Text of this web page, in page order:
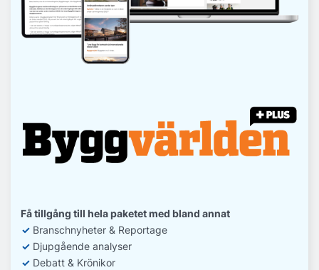
Få tillgång till hela paketet med bland annat
✓ Branschnyheter & Reportage
✓ Djupgående analyser
✓ Debatt & Krönikor